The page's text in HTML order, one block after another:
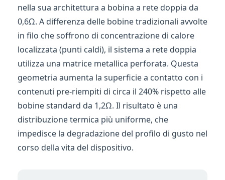
nella sua architettura a bobina a rete doppia da
0,6Ω. A differenza delle bobine tradizionali avvolte
in filo che soffrono di concentrazione di calore
localizzata (punti caldi), il sistema a rete doppia
utilizza una matrice metallica perforata. Questa
geometria aumenta la superficie a contatto con i
contenuti pre-riempiti di circa il 240% rispetto alle
bobine standard da 1,2Ω. Il risultato è una
distribuzione termica più uniforme, che
impedisce la degradazione del profilo di gusto nel
corso della vita del dispositivo.